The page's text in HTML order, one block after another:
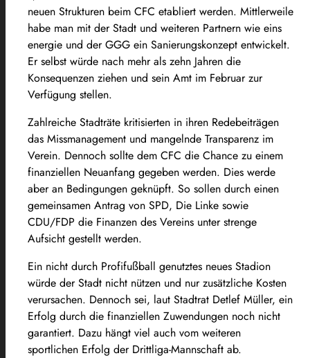
neuen Strukturen beim CFC etabliert werden. Mittlerweile
habe man mit der Stadt und weiteren Partnern wie eins
energie und der GGG ein Sanierungskonzept entwickelt.
Er selbst würde nach mehr als zehn Jahren die
Konsequenzen ziehen und sein Amt im Februar zur
Verfügung stellen.
Zahlreiche Stadträte kritisierten in ihren Redebeiträgen
das Missmanagement und mangelnde Transparenz im
Verein. Dennoch sollte dem CFC die Chance zu einem
finanziellen Neuanfang gegeben werden. Dies werde
aber an Bedingungen geknüpft. So sollen durch einen
gemeinsamen Antrag von SPD, Die Linke sowie
CDU/FDP die Finanzen des Vereins unter strenge
Aufsicht gestellt werden.
Ein nicht durch Profifußball genutztes neues Stadion
würde der Stadt nicht nützen und nur zusätzliche Kosten
verursachen. Dennoch sei, laut Stadtrat Detlef Müller, ein
Erfolg durch die finanziellen Zuwendungen noch nicht
garantiert. Dazu hängt viel auch vom weiteren
sportlichen Erfolg der Drittliga-Mannschaft ab.